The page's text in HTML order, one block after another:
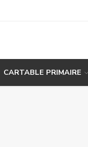
CARTABLE PRIMAIRE